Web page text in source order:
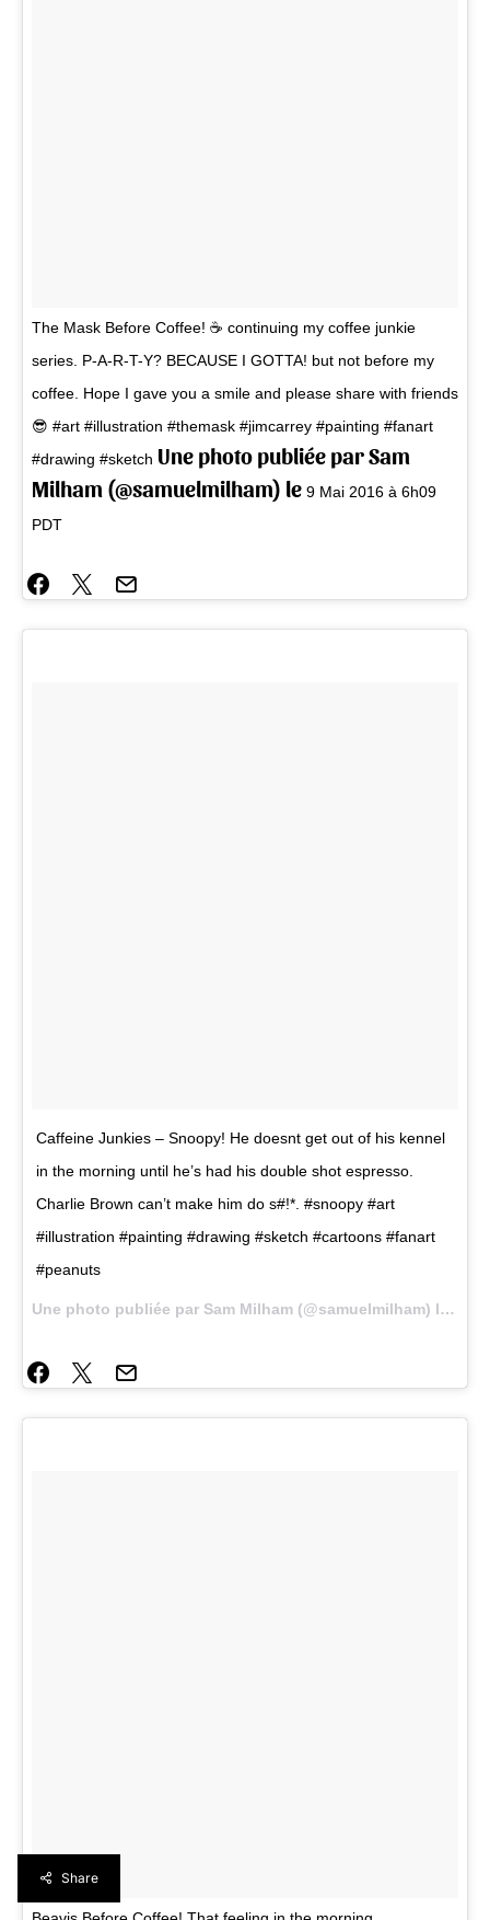
The Mask Before Coffee! ☕ continuing my coffee junkie
series. P-A-R-T-Y? BECAUSE I GOTTA! but not before my
coffee. Hope I gave you a smile and please share with friends
😎 #art #illustration #themask #jimcarrey #painting #fanart
#drawing #sketch Une photo publiée par Sam
Milham (@samuelmilham) le 9 Mai 2016 à 6h09
PDT
Caffeine Junkies – Snoopy! He doesnt get out of his kennel
in the morning until he’s had his double shot espresso.
Charlie Brown can’t make him do s#!*. #snoopy #art
#illustration #painting #drawing #sketch #cartoons #fanart
#peanuts
Une photo publiée par Sam Milham (@samuelmilham) le
Share